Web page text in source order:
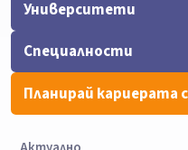
Университети
Специалности
Планирай кариерата